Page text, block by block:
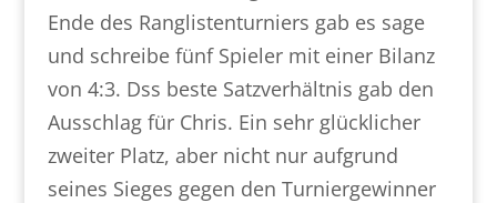
Ende des Ranglistenturniers gab es sage
und schreibe fünf Spieler mit einer Bilanz
von 4:3. Dss beste Satzverhältnis gab den
Ausschlag für Chris. Ein sehr glücklicher
zweiter Platz, aber nicht nur aufgrund
seines Sieges gegen den Turniergewinner